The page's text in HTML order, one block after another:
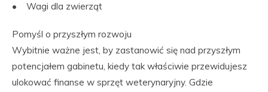
• Wagi dla zwierząt
Pomyśl o przyszłym rozwoju
Wybitnie ważne jest, by zastanowić się nad przyszłym
potencjałem gabinetu, kiedy tak właściwie przewidujesz
ulokować finanse w sprzęt weterynaryjny. Gdzie